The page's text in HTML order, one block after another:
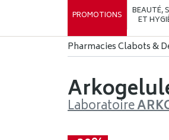
PROMOTIONS BEAUTÉ,
ET
Pharmacies Clabots &
Laboratoire